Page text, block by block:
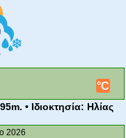
°C
• Ιδιοκτησία: Ηλίας
2026